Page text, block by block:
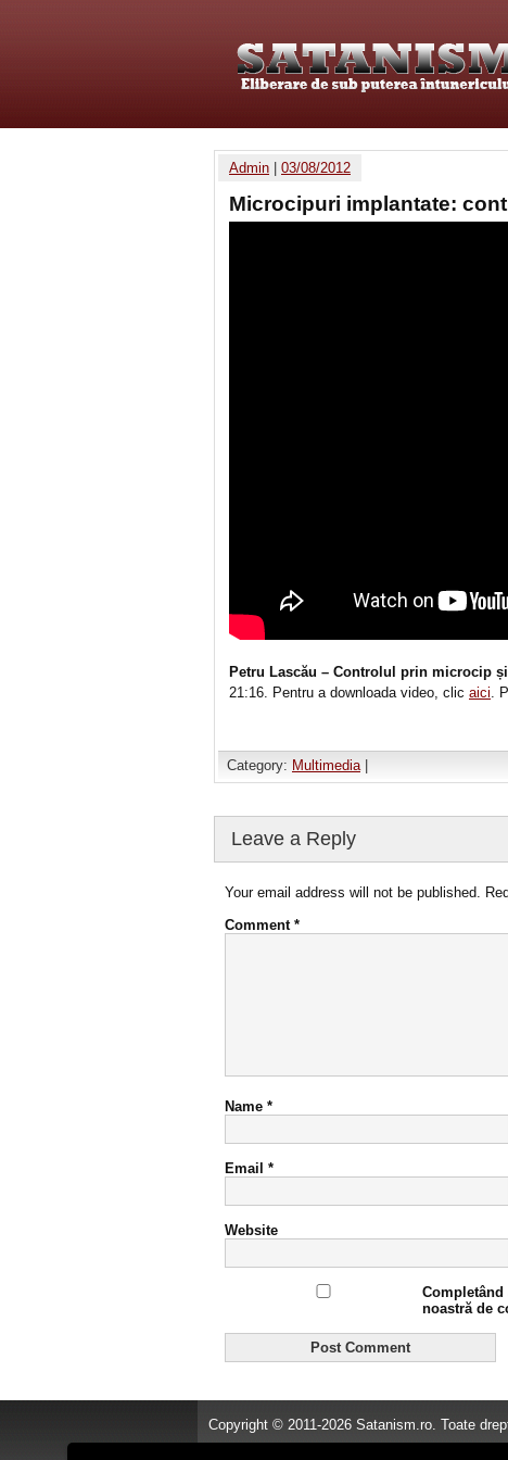
Admin 03/08/2012
Microcipuri implantate:
Petru Lascău – Controlul prin microcip
21:16. Pentru a downloada video, clic aici.
Category: Multimedia|
Leave a Reply
Your email address will not be published.
Comment *
Name *
Email *
Website
noastră de
Copyright © 2011-2026 Satanism.ro. Toate